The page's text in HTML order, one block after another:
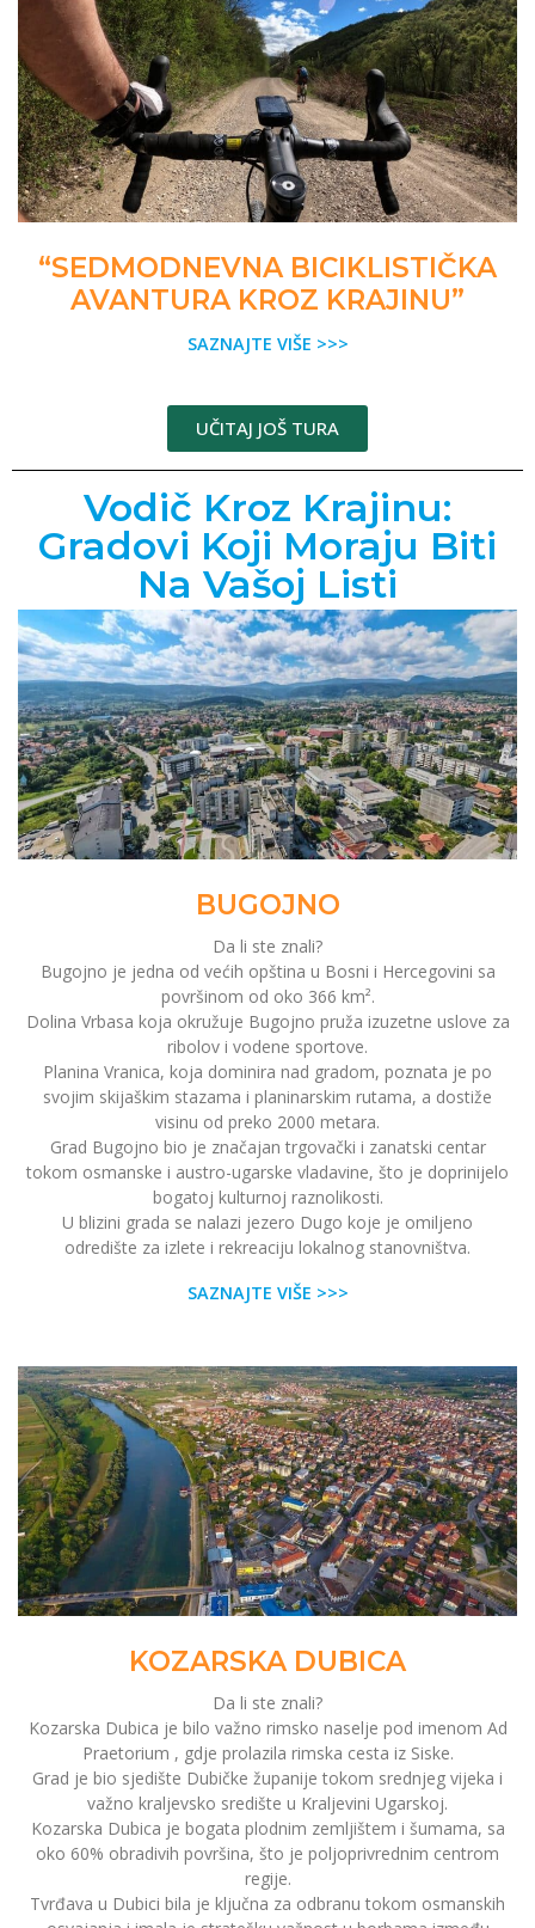
“SEDMODNEVNA BICIKLISTIČKA
AVANTURA KROZ KRAJINU”
SAZNAJTE VIŠE >>>
UČITAJ JOŠ TURA
Vodič Kroz Krajinu:
Gradovi Koji Moraju Biti
Na Vašoj Listi
BUGOJNO
Da li ste znali?
Bugojno je jedna od većih opština u Bosni i Hercegovini sa
površinom od oko 366 km².
Dolina Vrbasa koja okružuje Bugojno pruža izuzetne uslove za
ribolov i vodene sportove.
Planina Vranica, koja dominira nad gradom, poznata je po
svojim skijaškim stazama i planinarskim rutama, a dostiže
visinu od preko 2000 metara.
Grad Bugojno bio je značajan trgovački i zanatski centar
tokom osmanske i austro-ugarske vladavine, što je doprinijelo
bogatoj kulturnoj raznolikosti.
U blizini grada se nalazi jezero Dugo koje je omiljeno
odredište za izlete i rekreaciju lokalnog stanovništva.
SAZNAJTE VIŠE >>>
KOZARSKA DUBICA
Da li ste znali?
Kozarska Dubica je bilo važno rimsko naselje pod imenom Ad
Praetorium , gdje prolazila rimska cesta iz Siske.
Grad je bio sjedište Dubičke županije tokom srednjeg vijeka i
važno kraljevsko središte u Kraljevini Ugarskoj.
Kozarska Dubica je bogata plodnim zemljištem i šumama, sa
oko 60% obradivih površina, što je poljoprivrednim centrom
regije.
Tvrđava u Dubici bila je ključna za odbranu tokom osmanskih